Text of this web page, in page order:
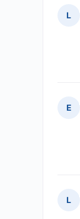
L
E
L